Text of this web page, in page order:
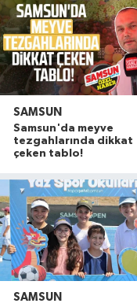
SAMSUN
Samsun'da meyve
tezgahlarında dikkat
çeken tablo!
SAMSUN